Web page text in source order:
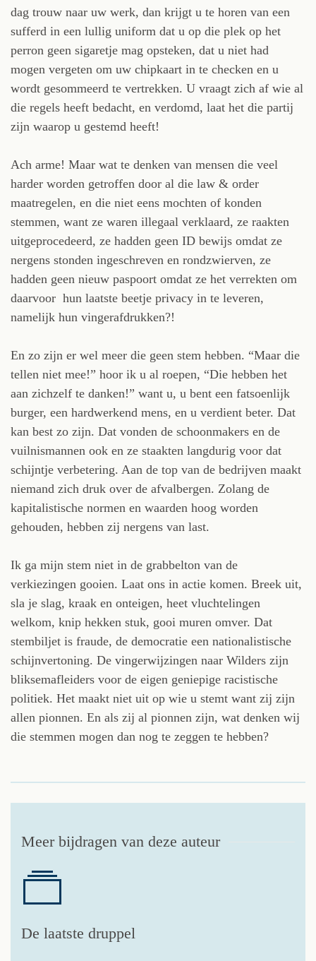
dag trouw naar uw werk, dan krijgt u te horen van een
sufferd in een lullig uniform dat u op die plek op het
perron geen sigaretje mag opsteken, dat u niet had
mogen vergeten om uw chipkaart in te checken en u
wordt gesommeerd te vertrekken. U vraagt zich af wie al
die regels heeft bedacht, en verdomd, laat het die partij
zijn waarop u gestemd heeft!
Ach arme! Maar wat te denken van mensen die veel
harder worden getroffen door al die law & order
maatregelen, en die niet eens mochten of konden
stemmen, want ze waren illegaal verklaard, ze raakten
uitgeprocedeerd, ze hadden geen ID bewijs omdat ze
nergens stonden ingeschreven en rondzwierven, ze
hadden geen nieuw paspoort omdat ze het verrekten om
daarvoor hun laatste beetje privacy in te leveren,
namelijk hun vingerafdrukken?!
En zo zijn er wel meer die geen stem hebben. “Maar die
tellen niet mee!” hoor ik u al roepen, “Die hebben het
aan zichzelf te danken!” want u, u bent een fatsoenlijk
burger, een hardwerkend mens, en u verdient beter. Dat
kan best zo zijn. Dat vonden de schoonmakers en de
vuilnismannen ook en ze staakten langdurig voor dat
schijntje verbetering. Aan de top van de bedrijven maakt
niemand zich druk over de afvalbergen. Zolang de
kapitalistische normen en waarden hoog worden
gehouden, hebben zij nergens van last.
Ik ga mijn stem niet in de grabbelton van de
verkiezingen gooien. Laat ons in actie komen. Breek uit,
sla je slag, kraak en onteigen, heet vluchtelingen
welkom, knip hekken stuk, gooi muren omver. Dat
stembiljet is fraude, de democratie een nationalistische
schijnvertoning. De vingerwijzingen naar Wilders zijn
bliksemafleiders voor de eigen geniepige racistische
politiek. Het maakt niet uit op wie u stemt want zij zijn
allen pionnen. En als zij al pionnen zijn, wat denken wij
die stemmen mogen dan nog te zeggen te hebben?
Meer bijdragen van deze auteur
De laatste druppel